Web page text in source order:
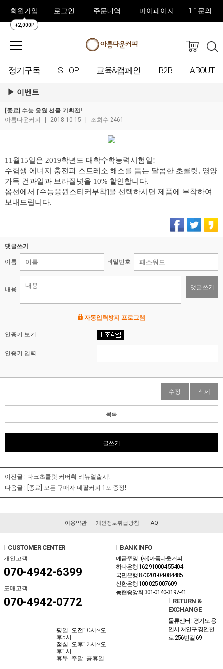
회원가입
+2,000P
로그인 주문내역 마이페이지 1:1문의
정기구독 SHOP 교육&캠페인 B2B ABOUT
이벤트
[종료] 수능 응원 선물 기획전!
아름다운커피
2018-10-15 조회수 2461
11월15일은 2019학년도 대학수학능력시험일!
수험생 에너지 충전과 스트레소 해소를 돕는 달콤한 초콜릿, 영양
가득 건과일과 브라질넛을 10% 할인합니다.
옵션에서 [수능응원스티커부착]을 선택하시면 제품에 부착하여
보내드립니다.
댓글쓰기
이름 비밀번호
내용 댓글쓰기
자동입력방지 프로그램
인증키 보기
인증키 입력
수정 삭제
목록
글쓰기
이전글 : 다크초콜릿 커버춰 리뉴얼출시!
다음글 : [종료] 모든 구매자 네팔커피 1포 증정!
이용약관 개인정보취급방침 FAQ
CUSTOMER CENTER
개인고객
070-4942-6399
도매고객
070-4942-0772
평일: 오전10시~오
후5시
점심: 오후12시~오
후1시
휴무: 주말, 공휴일
BANK INFO
예금주명 : (재)아름다운커피
하나은행 162-910004-55404
국민은행 873201-04-084485
신한은행 100-025-007609
농협중앙회 301-0140-3197-41
RETURN &
EXCHANGE
물류센터 : 경기도 용
인시 처인구 경안천
로 256번길 69